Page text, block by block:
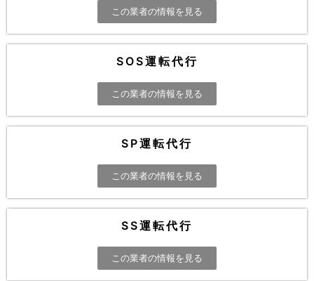
この業者の情報を見る
SOS運転代行
この業者の情報を見る
SP運転代行
この業者の情報を見る
SS運転代行
この業者の情報を見る